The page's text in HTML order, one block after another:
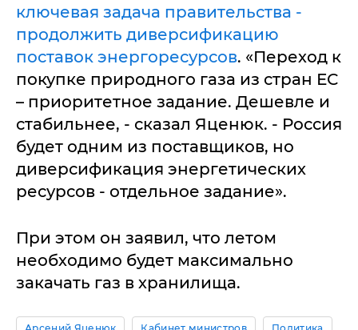
ключевая задача правительства -
продолжить диверсификацию
поставок энергоресурсов. «Переход к
покупке природного газа из стран ЕС
– приоритетное задание. Дешевле и
стабильнее, - сказал Яценюк. - Россия
будет одним из поставщиков, но
диверсификация энергетических
ресурсов - отдельное задание».
При этом он заявил, что летом
необходимо будет максимально
закачать газ в хранилища.